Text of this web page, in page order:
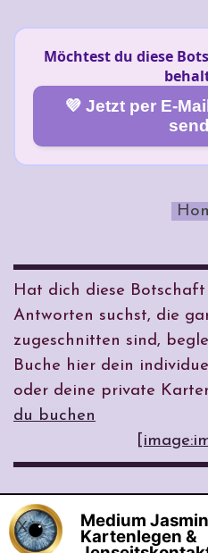
Möchtest du diese
💜 Jetzt per E-
Hat dich diese
Antworten suchst, die
zugeschnitten sind,
Buche hier dein
oder deine private
du buchen
©seit 2006 Medium
Coaching  |
Medium
Kartenlegen &
X